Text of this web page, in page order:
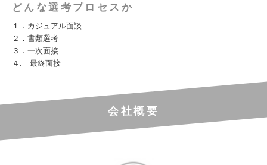
どんな選考プロセスか
１．カジュアル面談
２．書類選考
３．一次面接
４. 最終面接
会社概要